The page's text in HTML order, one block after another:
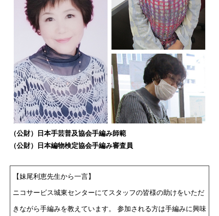
（公財）日本手芸普及協会手編み師範
（公財）日本編物検定協会手編み審査員
【妹尾利恵先生から一言】
ニコサービス城東センターにてスタッフの皆様の助けをいただ
きながら手編みを教えています。 参加される方は手編みに興味